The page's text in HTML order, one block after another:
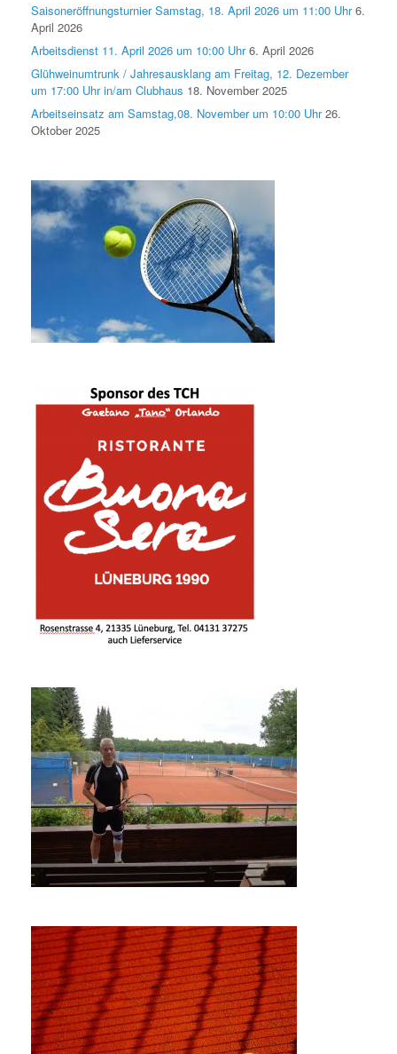
Saisoneröffnungsturnier Samstag, 18. April 2026 um 11:00 Uhr 6.
April 2026
Arbeitsdienst 11. April 2026 um 10:00 Uhr 6. April 2026
Glühweinumtrunk / Jahresausklang am Freitag, 12. Dezember
um 17:00 Uhr in/am Clubhaus 18. November 2025
Arbeitseinsatz am Samstag,08. November um 10:00 Uhr 26.
Oktober 2025